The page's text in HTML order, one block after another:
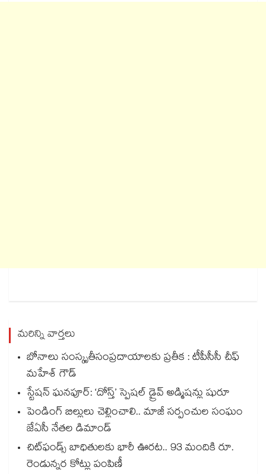
మరిన్ని వార్తలు
బోనాలు సంస్కృతీసంప్రదాయాలకు ప్రతీక : టీపీసీసీ చీఫ్‌‌‌‌‌‌‌‌‌‌‌‌‌‌‌‌
మహేశ్‌‌‌‌‌‌‌‌ గౌడ్‌‌‌‌‌‌‌‌‌‌‌‌‌‌‌‌
స్టేషన్ ఘనపూర్: ‘దోస్త్’ స్పెషల్ డ్రైవ్ అడ్మిషన్లు షురూ
పెండింగ్ బిల్లులు చెల్లించాలి.. మాజీ సర్పంచుల సంఘం
జేఏసీ నేతల డిమాండ్
చిట్‌ఫండ్స్ బాధితులకు భారీ ఊరట.. 93 మందికి రూ.
రెండున్నర కోట్లు పంపిణీ